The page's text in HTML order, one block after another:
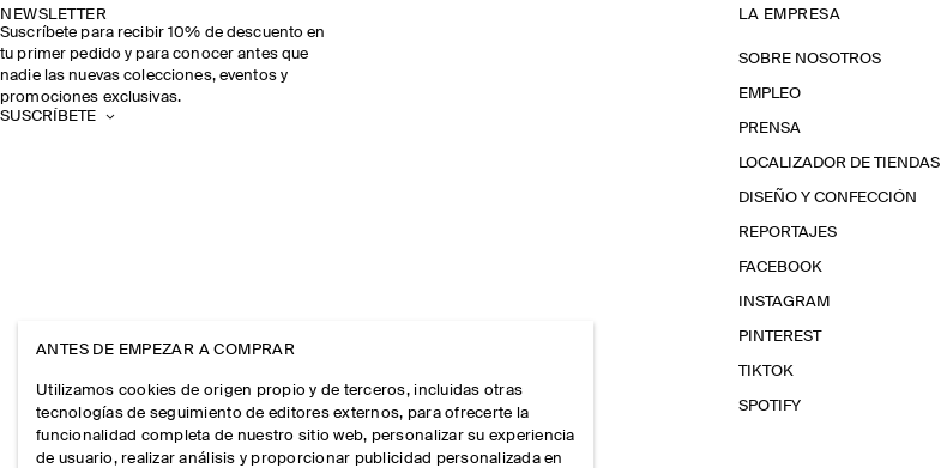
NEWSLETTER
Suscríbete para recibir 10% de descuento en
tu primer pedido y para conocer antes que
nadie las nuevas colecciones, eventos y
promociones exclusivas.
SUSCRÍBETE
LA EMPRESA
SOBRE NOSOTROS
EMPLEO
PRENSA
LOCALIZADOR DE TIENDAS
DISEÑO Y CONFECCIÓN
REPORTAJES
FACEBOOK
INSTAGRAM
PINTEREST
TIKTOK
SPOTIFY
ANTES DE EMPEZAR A COMPRAR
Utilizamos cookies de origen propio y de terceros, incluidas otras
tecnologías de seguimiento de editores externos, para ofrecerte la
funcionalidad completa de nuestro sitio web, personalizar su experiencia
de usuario, realizar análisis y proporcionar publicidad personalizada en